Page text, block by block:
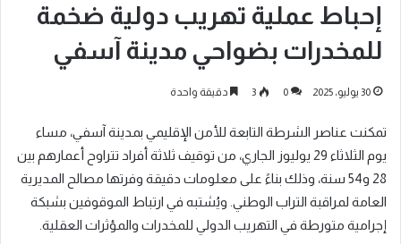
إحباط عملية تهريب دولية ضخمة
للمخدرات بضواحي مدينة آسفي
30 يوليو، 2025 0
3 دقيقة واحدة
تمكنت عناصر الشرطة التابعة للأمن الإقليمي بمدينة آسفي، مساء
يوم الثلاثاء 29 يوليوز الجاري، من توقيف ثلاثة أفراد تتراوح أعمارهم بين
28 و54 سنة، وذلك بناءً على معلومات دقيقة وفرتها مصالح المديرية
العامة لمراقبة التراب الوطني. ويُشتبه في ارتباط الموقوفين بشبكة
إجرامية متورطة في التهريب الدولي للمخدرات والمؤثرات العقلية.